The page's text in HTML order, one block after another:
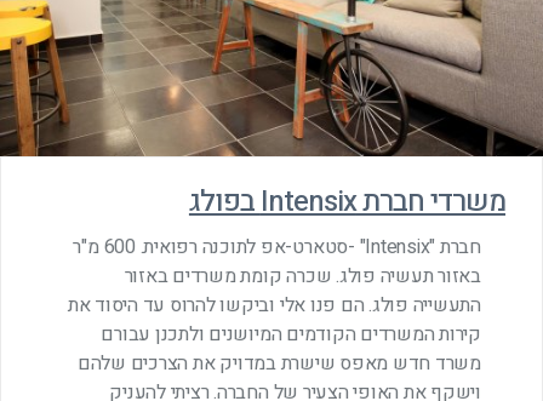
משרדי חברת Intensix בפולג
חברת "Intensix" -סטארט-אפ לתוכנה רפואית. 600 מ"ר
באזור תעשיה פולג. שכרה קומת משרדים באזור
התעשייה פולג. הם פנו אלי וביקשו להרוס עד היסוד את
קירות המשרדים הקודמים המיושנים ולתכנן עבורם
משרד חדש מאפס שישרת במדויק את הצרכים שלהם
וישקף את האופי הצעיר של החברה. רציתי להעניק